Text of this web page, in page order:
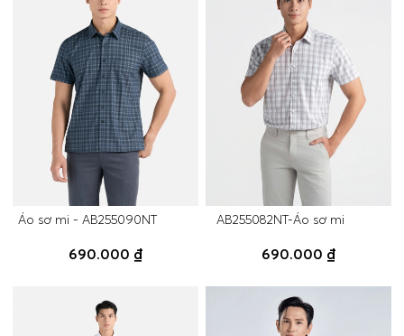
Áo sơ mi - AB255090NT
690.000 ₫
AB255082NT-Áo sơ mi
690.000 ₫